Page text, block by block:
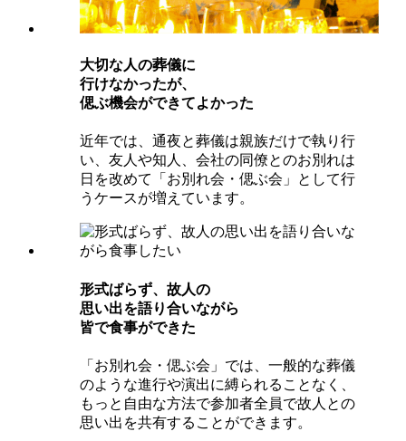
⼤切な⼈の葬儀に
⾏けなかったが、
偲ぶ機会ができてよかった
近年では、通夜と葬儀は親族だけで執り行
い、友人や知人、会社の同僚とのお別れは
日を改めて「お別れ会・偲ぶ会」として行
うケースが増えています。
形式ばらず、故⼈の
思い出を語り合いながら
皆で⾷事ができた
「お別れ会・偲ぶ会」では、一般的な葬儀
のような進行や演出に縛られることなく、
もっと自由な方法で参加者全員で故人との
思い出を共有することができます。